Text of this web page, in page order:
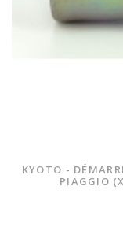
KYOTO -
PIAGGIO